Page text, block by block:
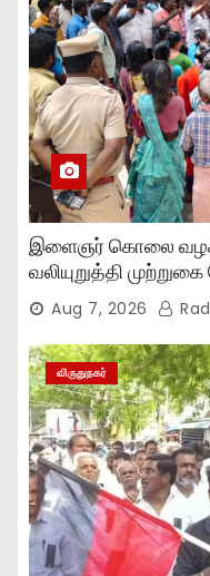
இளைஞர் கொலை
வலியுறுத்தி
Aug 7, 2026
விருதுநகர்